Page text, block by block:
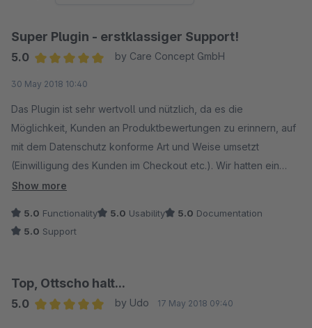
Super Plugin - erstklassiger Support!
5.0
by Care Concept GmbH
30 May 2018 10:40
Das Plugin ist sehr wertvoll und nützlich, da es die
Möglichkeit, Kunden an Produktbewertungen zu erinnern, auf
mit dem Datenschutz konforme Art und Weise umsetzt
(Einwilligung des Kunden im Checkout etc.). Wir hatten ein
paar Rückfragen bzgl. Installation und Konfiguration. Der
absolut erstklassig. Ein kleiner Anpassungswunsch
unsererseits wurde in kürzester Zeit per Update umgesetzt.
Dankeschön an den Hersteller für den tollen Support!
Show more
5.0 Functionality 5.0 Usability 5.0 Documentation
5.0 Support
Top, Ottscho halt...
5.0
by Udo 17 May 2018 09:40